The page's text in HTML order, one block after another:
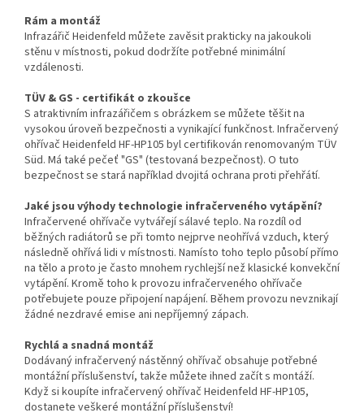
Rám a montáž
Infrazářič Heidenfeld můžete zavěsit prakticky na jakoukoli
stěnu v místnosti, pokud dodržíte potřebné minimální
vzdálenosti.
TÜV & GS - certifikát o zkoušce
S atraktivním infrazářičem s obrázkem se můžete těšit na
vysokou úroveň bezpečnosti a vynikající funkčnost. Infračervený
ohřívač Heidenfeld HF-HP105 byl certifikován renomovaným TÜV
Süd. Má také pečeť "GS" (testovaná bezpečnost). O tuto
bezpečnost se stará například dvojitá ochrana proti přehřátí.
Jaké jsou výhody technologie infračerveného vytápění?
Infračervené ohřívače vytvářejí sálavé teplo. Na rozdíl od
běžných radiátorů se při tomto nejprve neohřívá vzduch, který
následně ohřívá lidi v místnosti. Namísto toho teplo působí přímo
na tělo a proto je často mnohem rychlejší než klasické konvekční
vytápění. Kromě toho k provozu infračerveného ohřívače
potřebujete pouze připojení napájení. Během provozu nevznikají
žádné nezdravé emise ani nepříjemný zápach.
Rychlá a snadná montáž
Dodávaný infračervený nástěnný ohřívač obsahuje potřebné
montážní příslušenství, takže můžete ihned začít s montáží.
Když si koupíte infračervený ohřívač Heidenfeld HF-HP105,
dostanete veškeré montážní příslušenství!